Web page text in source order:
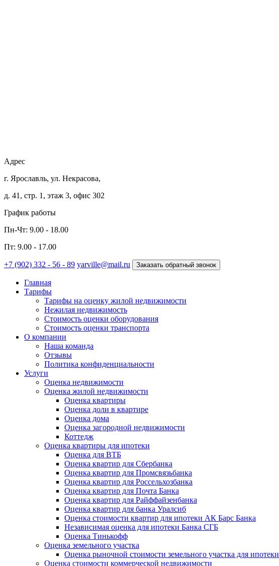
Адрес
г. Ярославль, ул. Некрасова,
д. 41, стр. 1, этаж 3, офис 302
График работы
Пн-Чт: 9.00 - 18.00
Пт: 9.00 - 17.00
+7 (902) 332 - 56 - 89 yarville@mail.ru Заказать обратный звонок
Главная
Тарифы
Тарифы на оценку жилой недвижимости
Нежилая недвижимость
Стоимость оценки оборудования
Стоимость оценки транспорта
О компании
Наша команда
Отзывы
Политика конфиденциальности
Услуги
Оценка недвижимости
Оценка жилой недвижимости
Оценка квартиры
Оценка доли в квартире
Оценка дома
Оценка загородной недвижимости
Коттедж
Оценка квартиры для ипотеки
Оценка для ВТБ
Оценка квартир для Сбербанка
Оценка квартир для Промсвязьбанка
Оценка квартир для Россельхозбанка
Оценка квартир для Почта Банка
Оценка квартир для Райффайзенбанка
Оценка квартир для банка Уралсиб
Оценка стоимости квартир для ипотеки АК Барс Банка
Независимая оценка для ипотеки Банка СГБ
Оценка Тинькофф
Оценка земельного участка
Оценка рыночной стоимости земельного участка для ипотеки
Оценка стоимости коммерческой недвижимости